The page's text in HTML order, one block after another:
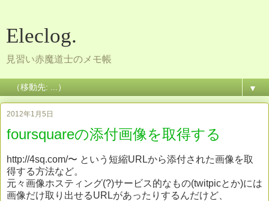
Eleclog.
見習い赤魔道士のメモ帳
▼
2012年1月5日
foursquareの添付画像を取得する
http://4sq.com/〜 という短縮URLから添付された画像を取
得する方法など。
元々画像ホスティング(?)サービス的なもの(twitpicとか)には
画像だけ取り出せるURLがあったりするんだけど、